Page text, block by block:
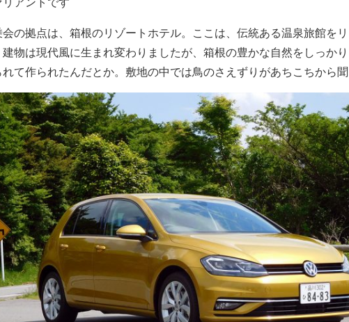
の拠点は、箱根のリゾートホテル。ここは、伝統ある温泉旅館を
物は現代風に生まれ変わりましたが、箱根の豊かな自然をしっか
れて作られたんだとか。敷地の中では鳥のさえずりがあちこちから